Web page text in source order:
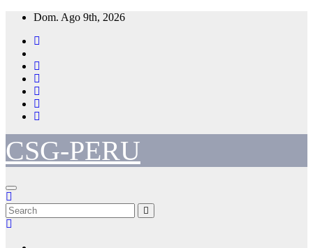
Skip
content
Dom. Ago 9th, 2026
CSG-PERU